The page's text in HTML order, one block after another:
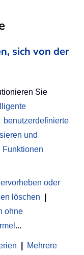
sich von der
Sie
benutzerdefinierte
und
Funktionen
oder
löschen
ohne
...
Mehrere